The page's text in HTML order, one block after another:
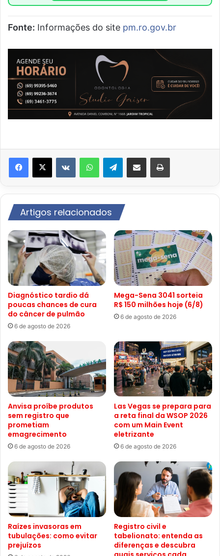
Fonte: Informações do site pm.ro.gov.br
VK WhatsAppTelegramCompartilhar via e-mail Imprimir
Artigos relacionados
Diagnóstico tardio dá
poucas chances de cura
do câncer de pulmão
6 de agosto de 2026
Mega-Sena 3041 sorteia
R$ 150 milhões hoje (6/8)
6 de agosto de 2026
Anvisa proíbe produtos
sem registro que
prometiam
emagrecimento
6 de agosto de 2026
Las Vegas se prepara para
a reta final da WSOP 2026
com um Main Event
eletrizante
6 de agosto de 2026
Raízes invasoras em
tubulações: como evitar
prejuízos
Registro civil e
tabelionato: entenda as
diferenças e descubra